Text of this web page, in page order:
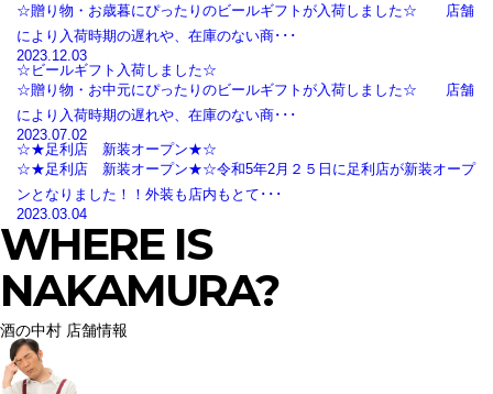
☆贈り物・お歳暮にぴったりのビールギフトが入荷しました☆ 店舗
により入荷時期の遅れや、在庫のない商･･･
2023.12.03
☆ビールギフト入荷しました☆
☆贈り物・お中元にぴったりのビールギフトが入荷しました☆ 店舗
により入荷時期の遅れや、在庫のない商･･･
2023.07.02
☆★足利店 新装オープン★☆
☆★足利店 新装オープン★☆令和5年2月２５日に足利店が新装オープ
ンとなりました！！外装も店内もとて･･･
2023.03.04
WHERE IS
NAKAMURA?
酒の中村 店舗情報